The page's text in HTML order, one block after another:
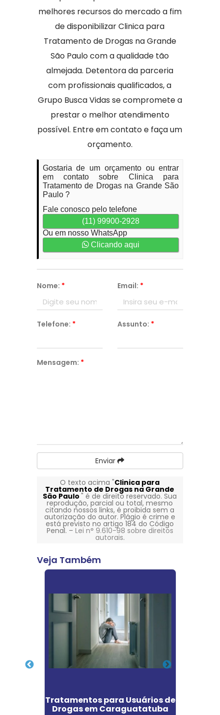
melhores recursos do mercado a fim
de disponibilizar Clinica para
Tratamento de Drogas na Grande
São Paulo com a qualidade tão
almejada. Detentora da parceria
com profissionais qualificados, a
Grupo Busca Vidas se compromete a
prestar o melhor atendimento
possível. Entre em contato e faça um
orçamento.
Gostaria de um orçamento ou entrar
em contato sobre Clinica para
Tratamento de Drogas na Grande São
Paulo ?
Fale conosco pelo telefone
(11) 99900-2928
Ou em nosso WhatsApp
Clicando aqui
Nome: * Email: *
Telefone: * Assunto: *
Mensagem: *
Enviar
O texto acima "Clinica para
Tratamento de Drogas na Grande
São Paulo" é de direito reservado. Sua
reprodução, parcial ou total, mesmo
citando nossos links, é proibida sem a
autorização do autor. Plágio é crime e
está previsto no artigo 184 do Código
Penal. – Lei n° 9.610-98 sobre direitos
autorais.
Veja Também
Tratamentos para Usuários de
Drogas em Caraguatatuba